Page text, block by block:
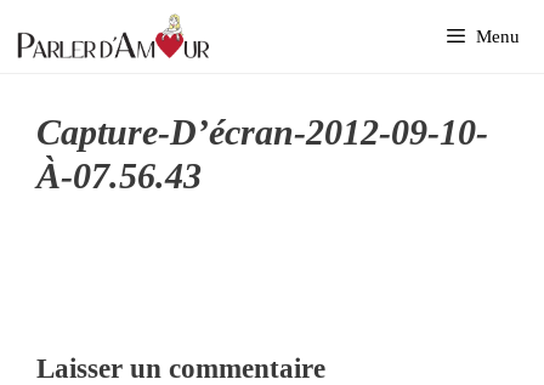
au
Menu
Capture-D’écran-2012-09-10-
À-07.56.43
Laisser un commentaire